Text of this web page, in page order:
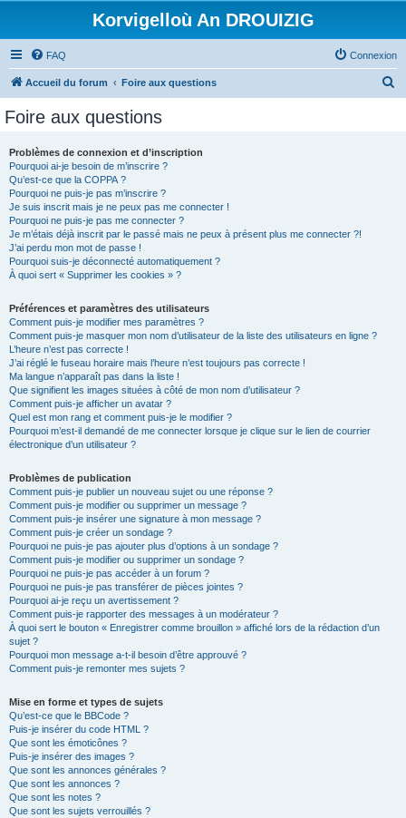
Korvigelloù An DROUIZIG
FAQ Connexion
Accueil du forum Foire aux questions
Foire aux questions
Problèmes de connexion et d’inscription
Pourquoi ai-je besoin de m’inscrire ?
Qu’est-ce que la COPPA ?
Pourquoi ne puis-je pas m’inscrire ?
Je suis inscrit mais je ne peux pas me connecter !
Pourquoi ne puis-je pas me connecter ?
Je m’étais déjà inscrit par le passé mais ne peux à présent plus me connecter ?!
J’ai perdu mon mot de passe !
Pourquoi suis-je déconnecté automatiquement ?
À quoi sert « Supprimer les cookies » ?
Préférences et paramètres des utilisateurs
Comment puis-je modifier mes paramètres ?
Comment puis-je masquer mon nom d’utilisateur de la liste des utilisateurs en ligne ?
L’heure n’est pas correcte !
J’ai réglé le fuseau horaire mais l’heure n’est toujours pas correcte !
Ma langue n’apparaît pas dans la liste !
Que signifient les images situées à côté de mon nom d’utilisateur ?
Comment puis-je afficher un avatar ?
Quel est mon rang et comment puis-je le modifier ?
Pourquoi m’est-il demandé de me connecter lorsque je clique sur le lien de courrier
électronique d’un utilisateur ?
Problèmes de publication
Comment puis-je publier un nouveau sujet ou une réponse ?
Comment puis-je modifier ou supprimer un message ?
Comment puis-je insérer une signature à mon message ?
Comment puis-je créer un sondage ?
Pourquoi ne puis-je pas ajouter plus d’options à un sondage ?
Comment puis-je modifier ou supprimer un sondage ?
Pourquoi ne puis-je pas accéder à un forum ?
Pourquoi ne puis-je pas transférer de pièces jointes ?
Pourquoi ai-je reçu un avertissement ?
Comment puis-je rapporter des messages à un modérateur ?
À quoi sert le bouton « Enregistrer comme brouillon » affiché lors de la rédaction d’un
sujet ?
Pourquoi mon message a-t-il besoin d’être approuvé ?
Comment puis-je remonter mes sujets ?
Mise en forme et types de sujets
Qu’est-ce que le BBCode ?
Puis-je insérer du code HTML ?
Que sont les émoticônes ?
Puis-je insérer des images ?
Que sont les annonces générales ?
Que sont les annonces ?
Que sont les notes ?
Que sont les sujets verrouillés ?